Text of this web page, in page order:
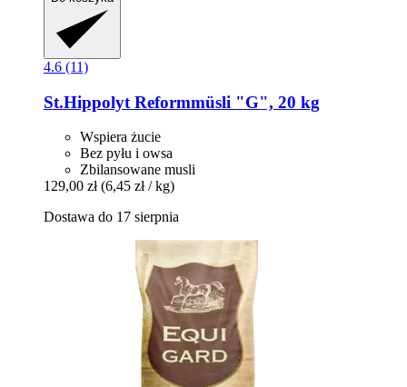
4.6 (11)
St.Hippolyt Reformmüsli "G", 20 kg
Wspiera żucie
Bez pyłu i owsa
Zbilansowane musli
129,00 zł (6,45 zł / kg)
Dostawa do 17 sierpnia